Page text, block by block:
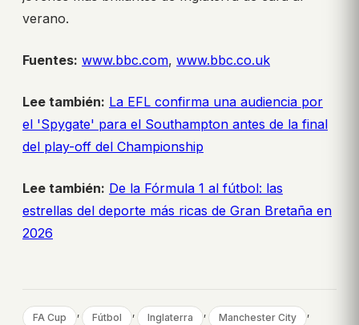
verano.
Fuentes: www.bbc.com, www.bbc.co.uk
Lee también: La EFL confirma una audiencia por
el 'Spygate' para el Southampton antes de la final
del play-off del Championship
Lee también: De la Fórmula 1 al fútbol: las
estrellas del deporte más ricas de Gran Bretaña en
2026
FA Cup , Fútbol , Inglaterra , Manchester City ,